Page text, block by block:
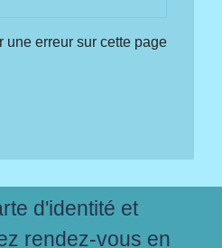
une erreur sur cette page
d'identité et
rendez-vous en